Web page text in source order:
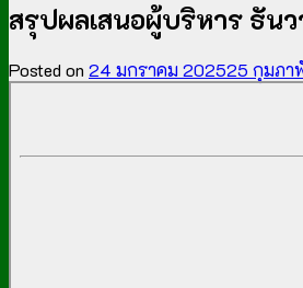
สรุปผลเสนอผู้บริหาร ธัน
Posted on 24 มกราคม 202525 กุมภา